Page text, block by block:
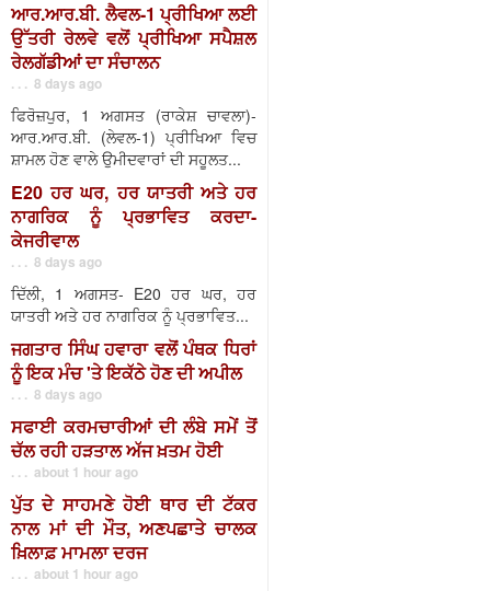
ਆਰ.ਆਰ.ਬੀ. ਲੈਵਲ-1 ਪ੍ਰੀਖਿਆ ਲਈ
ਉੱਤਰੀ ਰੇਲਵੇ ਵਲੋਂ ਪ੍ਰੀਖਿਆ ਸਪੈਸ਼ਲ
ਰੇਲਗੱਡੀਆਂ ਦਾ ਸੰਚਾਲਨ
. . . 8 days ago
ਫਿਰੋਜ਼ਪੁਰ, 1 ਅਗਸਤ (ਰਾਕੇਸ਼ ਚਾਵਲਾ)-
ਆਰ.ਆਰ.ਬੀ. (ਲੇਵਲ-1) ਪ੍ਰੀਖਿਆ ਵਿਚ
ਸ਼ਾਮਲ ਹੋਣ ਵਾਲੇ ਉਮੀਦਵਾਰਾਂ ਦੀ ਸਹੂਲਤ...
E20 ਹਰ ਘਰ, ਹਰ ਯਾਤਰੀ ਅਤੇ ਹਰ
ਨਾਗਰਿਕ ਨੂੰ ਪ੍ਰਭਾਵਿਤ ਕਰਦਾ-
ਕੇਜਰੀਵਾਲ
. . . 8 days ago
ਦਿੱਲੀ, 1 ਅਗਸਤ- E20 ਹਰ ਘਰ, ਹਰ
ਯਾਤਰੀ ਅਤੇ ਹਰ ਨਾਗਰਿਕ ਨੂੰ ਪ੍ਰਭਾਵਿਤ...
ਜਗਤਾਰ ਸਿੰਘ ਹਵਾਰਾ ਵਲੋਂ ਪੰਥਕ ਧਿਰਾਂ
ਨੂੰ ਇਕ ਮੰਚ 'ਤੇ ਇਕੱਠੇ ਹੋਣ ਦੀ ਅਪੀਲ
. . . 8 days ago
ਸਫਾਈ ਕਰਮਚਾਰੀਆਂ ਦੀ ਲੰਬੇ ਸਮੇਂ ਤੋਂ
ਚੱਲ ਰਹੀ ਹੜਤਾਲ ਅੱਜ ਖ਼ਤਮ ਹੋਈ
. . . about 1 hour ago
ਪੁੱਤ ਦੇ ਸਾਹਮਣੇ ਹੋਈ ਥਾਰ ਦੀ ਟੱਕਰ
ਨਾਲ ਮਾਂ ਦੀ ਮੌਤ, ਅਣਪਛਾਤੇ ਚਾਲਕ
ਖ਼ਿਲਾਫ਼ ਮਾਮਲਾ ਦਰਜ
. . . about 1 hour ago